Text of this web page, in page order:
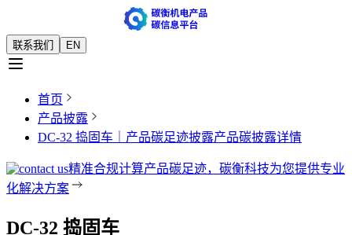
联系我们 EN
首页
产品披露
DC-32 捣固车｜产品碳足迹披露产品碳披露详情
精准合规计算产品碳足迹，碳衡科技为您提供专业
化解决方案
DC-32 捣固车